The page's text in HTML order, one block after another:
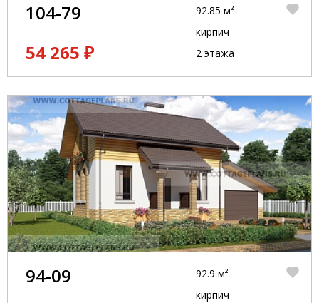
104-79
54 265 ₽
92.85 м²
кирпич
2 этажа
94-09
92.9 м²
кирпич